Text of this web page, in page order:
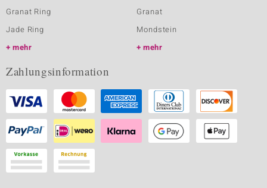
Granat Ring
Jade Ring
mehr
Granat
Mondstein
mehr
Zahlungsinformation